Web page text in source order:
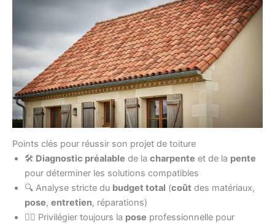
Points clés pour réussir son projet de toiture
🛠️ Diagnostic préalable de la charpente et de la pente
pour déterminer les solutions compatibles
🔍 Analyse stricte du budget total (coût des matériaux,
pose, entretien, réparations)
👷‍♂️ Privilégier toujours la pose professionnelle pour